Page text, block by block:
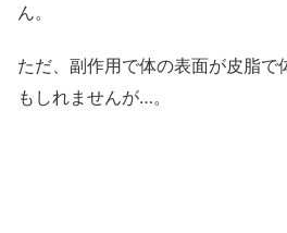
ん。
ただ、副作用で体の表面が皮脂で
もしれませんが…。